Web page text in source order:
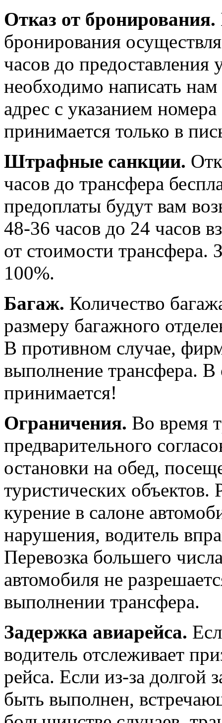
Отказ от бронирования.
бронирования
часов до
необходимо написать
адрес с указанием
принимается только в
Штрафные санкции.
часов до трансфера
предоплаты будут вам
48-36 часов до 24 часов
от стоимости трансфера.
100%.
Багаж. Количество
размеру багажного
В противном случае,
выполнение трансфера. В
принимается!
Ограничения. Во время
предварительного
остановки на обед,
туристических
курение в салоне
нарушения, водитель
Перевозка большего
автомобиля не
выполнении трансфера.
Задержка авиарейса.
водитель отслеживает
рейса. Если из-за долгой
быть выполнен,